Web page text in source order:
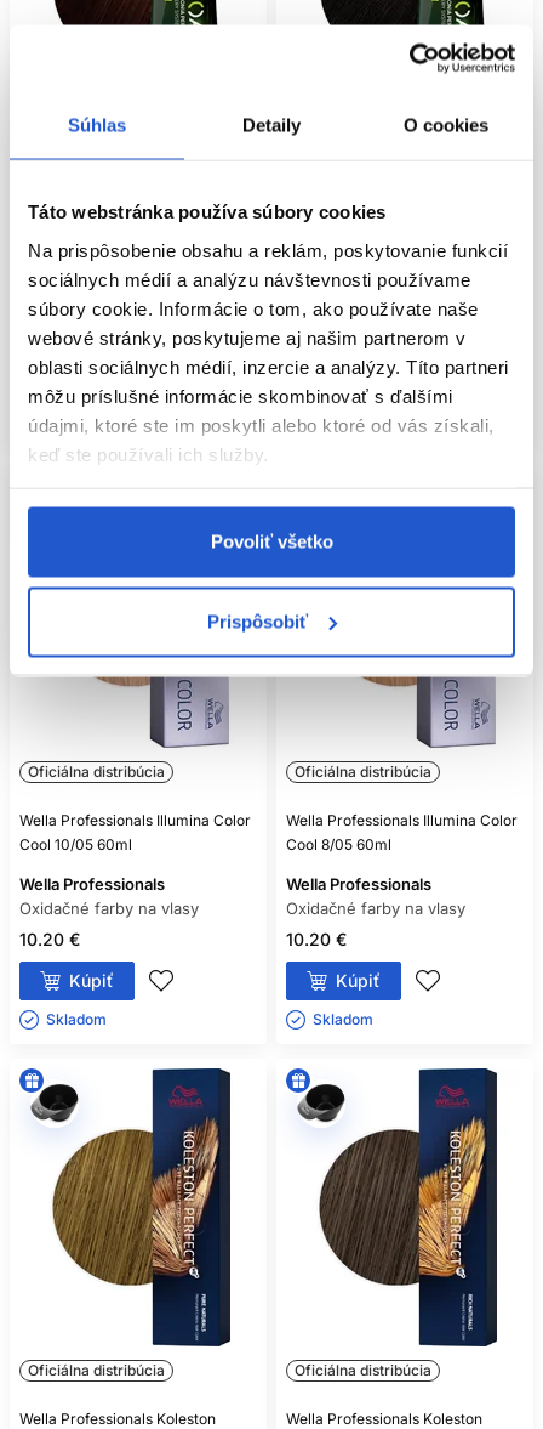
Súhlas Detaily O cookies
Táto webstránka používa súbory cookies
Na prispôsobenie obsahu a reklám, poskytovanie funkcií
sociálnych médií a analýzu návštevnosti používame
súbory cookie. Informácie o tom, ako používate naše
webové stránky, poskytujeme aj našim partnerom v
oblasti sociálnych médií, inzercie a analýzy. Títo partneri
môžu príslušné informácie skombinovať s ďalšími
údajmi, ktoré ste im poskytli alebo ktoré od vás získali,
keď ste používali ich služby.
Povoliť všetko
Prispôsobiť
permanentná farba na vlasy bez
amoniaku 5.5 60g
L'Oréal Professionnel
Oxidačné farby na vlasy
11.50 €
Skladom ㅤ
permanentná farba na vlasy bez
amoniaku 4.8 60g
L'Oréal Professionnel
Oxidačné farby na vlasy
11.50 €
Kúpiť
Skladom ㅤ
Oficiálna distribúcia
Wella Professionals Illumina Color
Cool 10/05 60ml
Wella Professionals
Oxidačné farby na vlasy
10.20 €
Kúpiť
Skladom ㅤ
Oficiálna distribúcia
Wella Professionals Illumina Color
Cool 8/05 60ml
Wella Professionals
Oxidačné farby na vlasy
10.20 €
Kúpiť
Skladom ㅤ
Oficiálna distribúcia
Wella Professionals Koleston
Oficiálna distribúcia
Wella Professionals Koleston